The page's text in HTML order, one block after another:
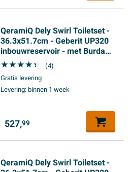
QeramiQ Dely Swirl Toiletset -
36.3x51.7cm - Geberit UP320
inbouwreservoir - met Burda
frame - slim zitting -
bedieningsplaat mat antraciet -
ronde knoppen - wit mat
(4)
Gratis levering
Levering:binnen 1 week
527,99
QeramiQ Dely Swirl Toiletset -